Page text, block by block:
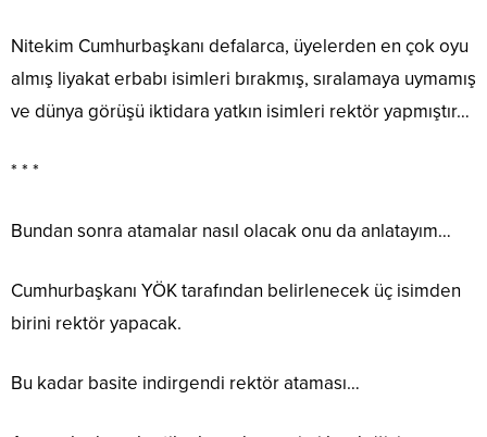
Nitekim Cumhurbaşkanı defalarca, üyelerden en çok oyu
almış liyakat erbabı isimleri bırakmış, sıralamaya uymamış
ve dünya görüşü iktidara yatkın isimleri rektör yapmıştır…
* * *
Bundan sonra atamalar nasıl olacak onu da anlatayım…
Cumhurbaşkanı YÖK tarafından belirlenecek üç isimden
birini rektör yapacak.
Bu kadar basite indirgendi rektör ataması…